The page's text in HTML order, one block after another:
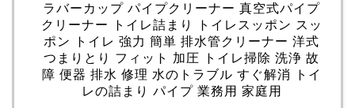
ラバーカップ パイプクリーナー 真空式パイプ
クリーナー トイレ詰まり トイレスッポン スッ
ポン トイレ 強力 簡単 排水管クリーナー 洋式
つまりとり フィット 加圧 トイレ掃除 洗浄 故
障 便器 排水 修理 水のトラブル すぐ解消 トイ
レの詰まり パイプ 業務用 家庭用